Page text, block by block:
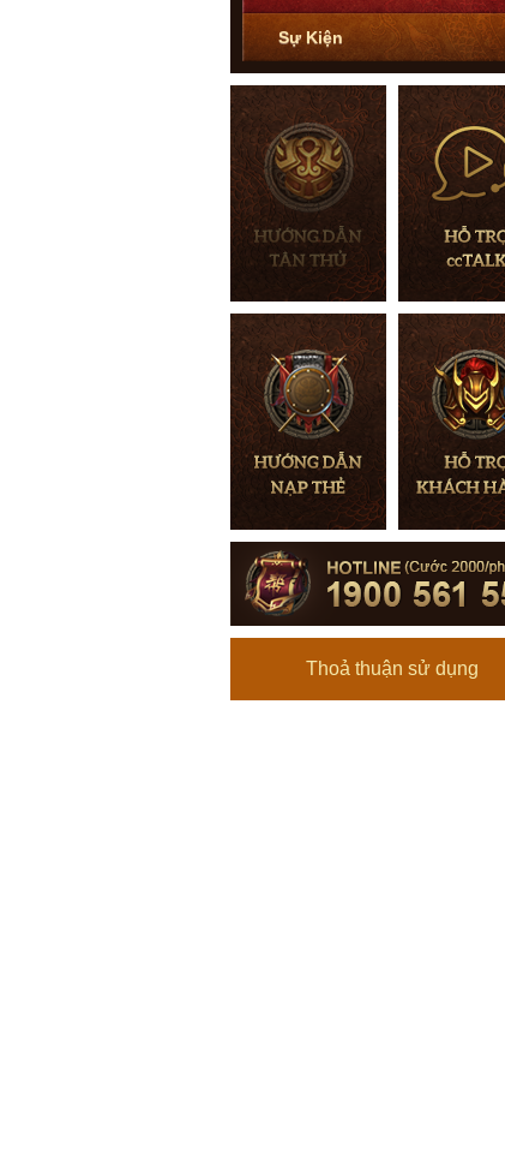
Sự Kiện
Thoả thuận sử dụng